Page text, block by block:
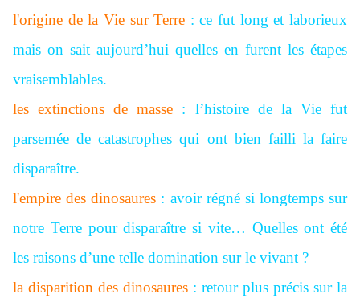
l'origine de la Vie sur Terre : ce fut long et laborieux
mais on sait aujourd’hui quelles en furent les étapes
vraisemblables.
les extinctions de masse : l’histoire de la Vie fut
parsemée de catastrophes qui ont bien failli la faire
disparaître.
l'empire des dinosaures : avoir régné si longtemps sur
notre Terre pour disparaître si vite… Quelles ont été
les raisons d’une telle domination sur le vivant ?
la disparition des dinosaures : retour plus précis sur la